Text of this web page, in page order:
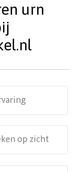
urn
op zicht